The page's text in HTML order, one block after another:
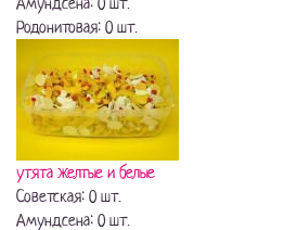
Родонитовая: 0 шт.
утята желтые и белые
Советская: 0 шт.
Амундсена: 0 шт.